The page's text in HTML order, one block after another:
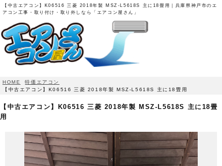
【中古エアコン】K06516 三菱 2018年製 MSZ-L5618S 主に18畳用｜兵庫県神戸市のエ
アコン工事・取り付け・取り外しなら「エアコン屋さん」
HOME
特価エアコン
【中古エアコン】K06516 三菱 2018年製 MSZ-L5618S 主に18畳用
【中古エアコン】K06516 三菱 2018年製 MSZ-L5618S 主に18畳
用